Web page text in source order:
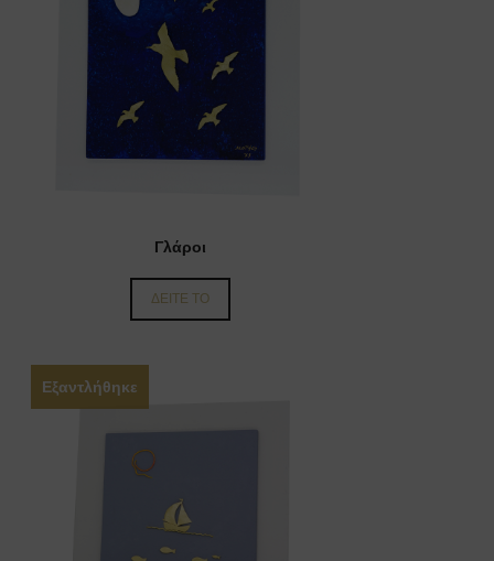
Γλάροι
ΔΕΙΤΕ ΤΟ
Εξαντλήθηκε